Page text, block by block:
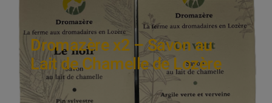
Dromazère x2 – Savon au
Lait de Chamelle de Lozère